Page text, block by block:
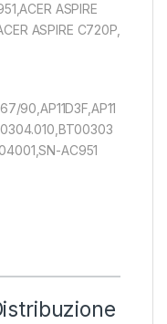
ASPIRE
ASPIRE C720P,
90,AP11D3F,AP11
AC951